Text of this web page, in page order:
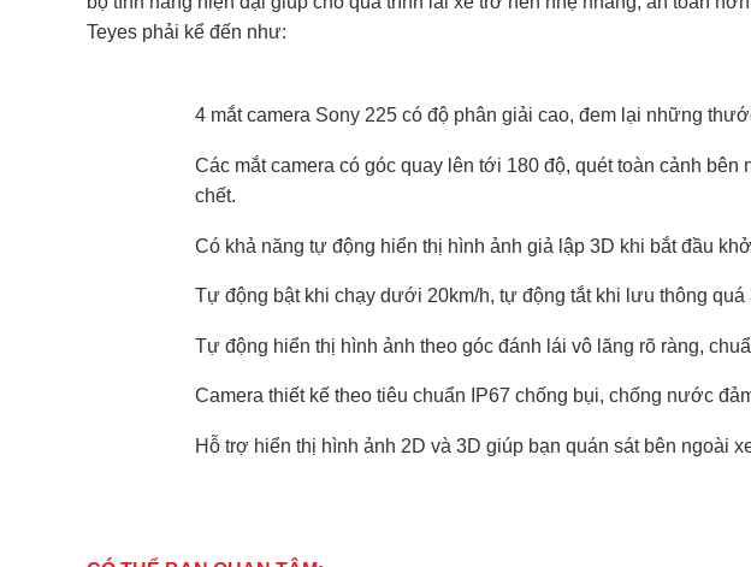
Teyes phải kể đến như:
4 mắt camera Sony 225 có độ phân giải cao, đem lại những
Các mắt camera có góc quay lên tới 180 độ, quét toàn cảnh bên
chết.
Có khả năng tự động hiển thị hình ảnh giả lập 3D khi bắt đầu
Tự động bật khi chạy dưới 20km/h, tự động tắt khi lưu thông quá
Tự động hiển thị hình ảnh theo góc đánh lái vô lăng rõ ràng,
Camera thiết kế theo tiêu chuẩn IP67 chống bụi, chống nước
Hỗ trợ hiển thị hình ảnh 2D và 3D giúp bạn quán sát bên ngoài